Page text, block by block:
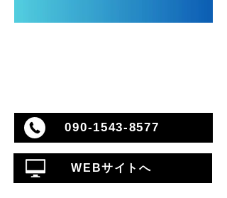
090-1543-8577
WEBサイトへ